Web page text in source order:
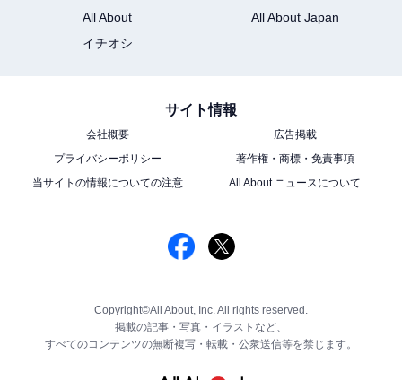
All About
All About Japan
イチオシ
サイト情報
会社概要
広告掲載
プライバシーポリシー
著作権・商標・免責事項
当サイトの情報についての注意
All About ニュースについて
Copyright©All About, Inc. All rights reserved.
掲載の記事・写真・イラストなど、
すべてのコンテンツの無断複写・転載・公衆送信等を禁じます。